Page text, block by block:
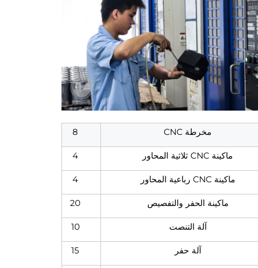
مخرطة CNC 8
ماكينة CNC ثلاثية المحاور 4
ماكينة CNC رباعية المحاور 4
ماكينة الحفر والتفصيص 20
آلة التنصت 10
آلة حفر 15